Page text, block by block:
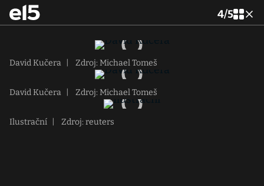
4/5
David Kučera Zdroj: Michael Tomeš
David Kučera Zdroj: Michael Tomeš
Ilustrační Zdroj: reuters